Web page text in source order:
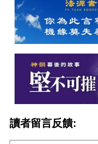
讀者留言反饋: